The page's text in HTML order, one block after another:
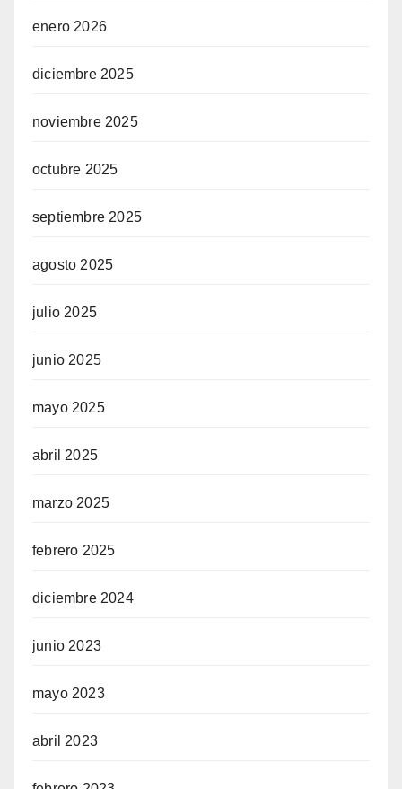
enero 2026
diciembre 2025
noviembre 2025
octubre 2025
septiembre 2025
agosto 2025
julio 2025
junio 2025
mayo 2025
abril 2025
marzo 2025
febrero 2025
diciembre 2024
junio 2023
mayo 2023
abril 2023